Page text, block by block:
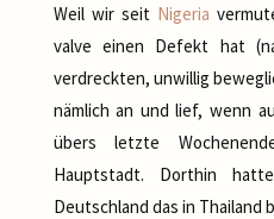
Weil wir seit Nigeria
valve einen Defekt hat
verdreckten, unwillig
nämlich an und lief, wenn
übers letzte
Hauptstadt. Dorthin
Deutschland das in